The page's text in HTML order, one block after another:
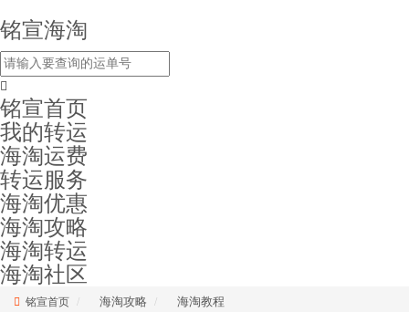
铭宣海淘
铭宣首页
我的转运
海淘运费
转运服务
海淘优惠
海淘攻略
海淘转运
海淘社区
铭宣首页 海淘攻略
海淘教程